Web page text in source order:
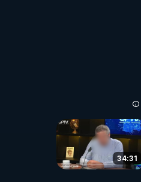
34:31